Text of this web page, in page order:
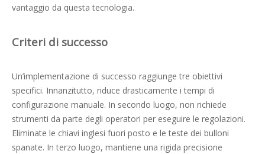
vantaggio da questa tecnologia.
Criteri di successo
Un’implementazione di successo raggiunge tre obiettivi
specifici. Innanzitutto, riduce drasticamente i tempi di
configurazione manuale. In secondo luogo, non richiede
strumenti da parte degli operatori per eseguire le regolazioni.
Eliminate le chiavi inglesi fuori posto e le teste dei bulloni
spanate. In terzo luogo, mantiene una rigida precisione